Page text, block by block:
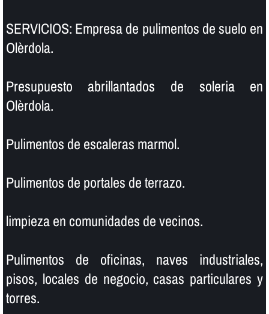
SERVICIOS: Empresa de pulimentos de suelo en
Olèrdola.
Presupuesto abrillantados de soleria en
Olèrdola.
Pulimentos de escaleras marmol.
Pulimentos de portales de terrazo.
limpieza en comunidades de vecinos.
Pulimentos de oficinas, naves industriales,
pisos, locales de negocio, casas particulares y
torres.